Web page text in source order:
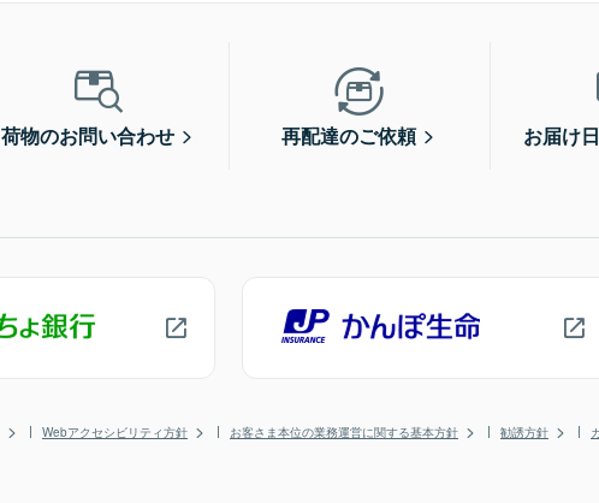
荷物のお問い合わせ 再配達のご依頼 お届け
Webアクセシビリティ方針 お客さま本位の業務運営に関する基本方針 勧誘方針